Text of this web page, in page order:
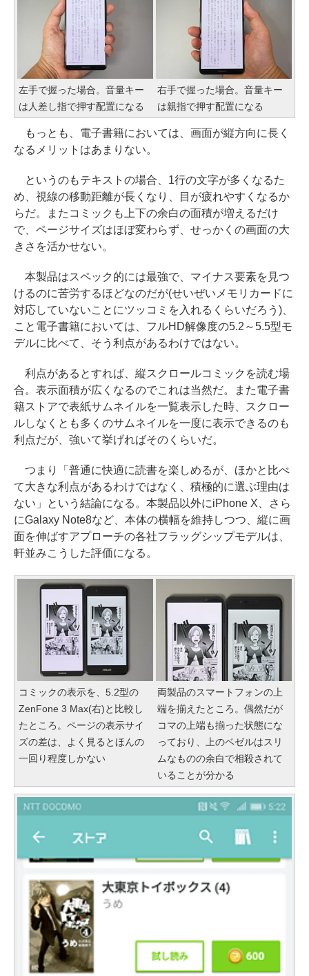
左手で握った場合。音量キー
は人差し指で押す配置になる
右手で握った場合。音量キー
は親指で押す配置になる
もっとも、電子書籍においては、画面が縦方向に長く
なるメリットはあまりない。
というのもテキストの場合、1行の文字が多くなるた
め、視線の移動距離が長くなり、目が疲れやすくなるか
らだ。またコミックも上下の余白の面積が増えるだけ
で、ページサイズはほぼ変わらず、せっかくの画面の大
きさを活かせない。
本製品はスペック的には最強で、マイナス要素を見つ
けるのに苦労するほどなのだが(せいぜいメモリカードに
対応していないことにツッコミを入れるくらいだろう)、
こと電子書籍においては、フルHD解像度の5.2～5.5型モ
デルに比べて、そう利点があるわけではない。
利点があるとすれば、縦スクロールコミックを読む場
合。表示面積が広くなるのでこれは当然だ。また電子書
籍ストアで表紙サムネイルを一覧表示した時、スクロー
ルしなくとも多くのサムネイルを一度に表示できるのも
利点だが、強いて挙げればそのくらいだ。
つまり「普通に快適に読書を楽しめるが、ほかと比べ
て大きな利点があるわけではなく、積極的に選ぶ理由は
ない」という結論になる。本製品以外にiPhone X、さら
にGalaxy Note8など、本体の横幅を維持しつつ、縦に画
面を伸ばすアプローチの各社フラッグシップモデルは、
軒並みこうした評価になる。
コミックの表示を、5.2型の
ZenFone 3 Max(右)と比較し
たところ。ページの表示サイ
ズの差は、よく見るとほんの
一回り程度しかない
両製品のスマートフォンの上
端を揃えたところ。偶然だが
コマの上端も揃った状態にな
っており、上のベゼルはスリ
ムなものの余白で相殺されて
いることが分かる